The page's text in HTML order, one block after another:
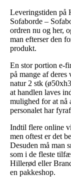
Leveringstiden på
Sofaborde –
ordren nu og her,
man efterser den
produkt.
En stor portion e-
på mange af
natur 2 stk
at handlen laves
mulighed for at nå
personalet har
Indtil flere online
men oftest er det
Desuden må man
som i de fleste
Hillerød eller
en pakkeshop.